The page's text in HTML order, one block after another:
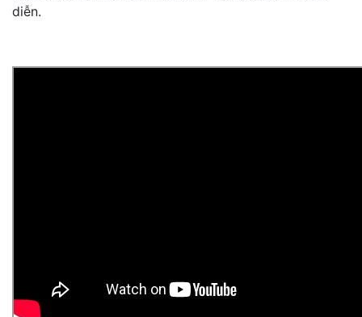
diễn.